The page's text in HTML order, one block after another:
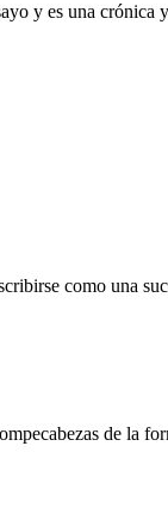
y es una
como una
de la